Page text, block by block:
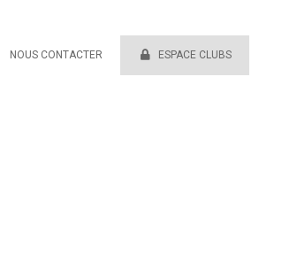
NOUS CONTACTER ESPACE CLUBS